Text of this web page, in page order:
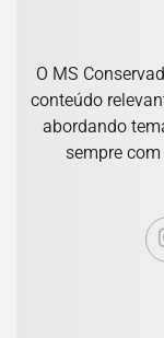
O MS
conteúdo
abordando
sempre